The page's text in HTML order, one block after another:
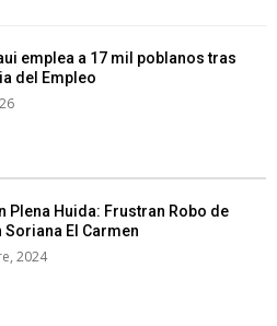
emplea a 17 mil poblanos tras
del Empleo
Plena Huida: Frustran Robo de
Soriana El Carmen
2024